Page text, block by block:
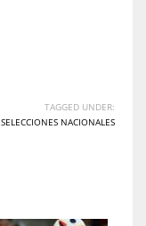
TAGGED UNDER:
SELECCIONES NACIONALES